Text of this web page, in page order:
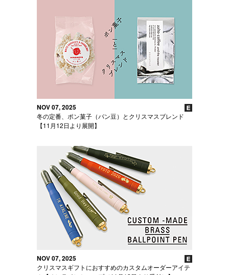
NOV 07, 2025
冬の定番、ポン菓子（パン豆）とクリスマスブレンド
【11月12日より展開】
NOV 07, 2025
クリスマスギフトにおすすめのカスタムオーダーアイテ